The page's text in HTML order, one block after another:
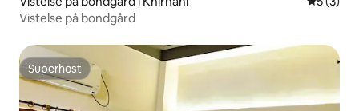
Vistelse på bondgård
Superhost
Superhost